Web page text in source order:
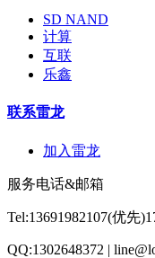
SD NAND
计算
互联
乐鑫
联系雷龙
加入雷龙
服务电话&邮箱
Tel:13691982107(优先
QQ:1302648372 |